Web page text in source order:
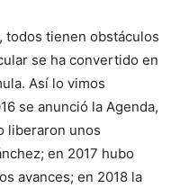
todos tienen obstáculos
se ha convertido en
Así lo vimos
se anunció la Agenda,
liberaron unos
en 2017 hubo
avances; en 2018 la